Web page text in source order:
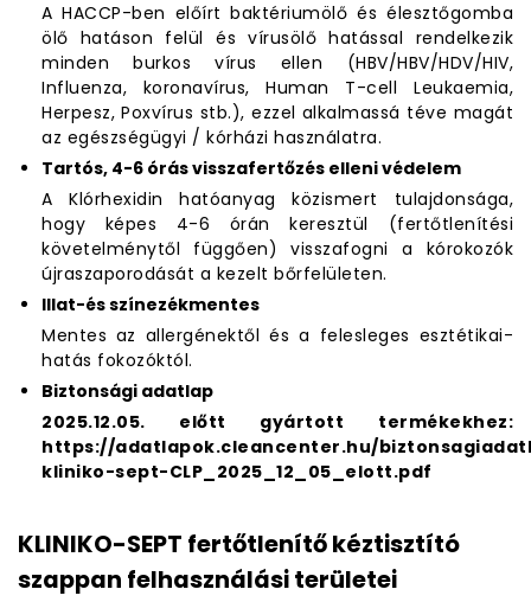
A HACCP-ben előírt baktériumölő és élesztőgomba
ölő hatáson felül és vírusölő hatással rendelkezik
minden burkos vírus ellen (HBV/HBV/HDV/HIV,
Influenza, koronavírus, Human T-cell Leukaemia,
Herpesz, Poxvírus stb.), ezzel alkalmassá téve magát
az egészségügyi / kórházi használatra.
Tartós, 4-6 órás visszafertőzés elleni védelem
A Klórhexidin hatóanyag közismert tulajdonsága,
hogy képes 4-6 órán keresztül (fertőtlenítési
követelménytől függően) visszafogni a kórokozók
újraszaporodását a kezelt bőrfelületen.
Illat-és színezékmentes
Mentes az allergénektől és a felesleges esztétikai-
hatás fokozóktól.
Biztonsági adatlap
2025.12.05. előtt gyártott termékekhez:
https://adatlapok.cleancenter.hu/
kliniko-sept-CLP_2025_12_05_elott.pdf
KLINIKO-SEPT fertőtlenítő kéztisztító
szappan felhasználási területei